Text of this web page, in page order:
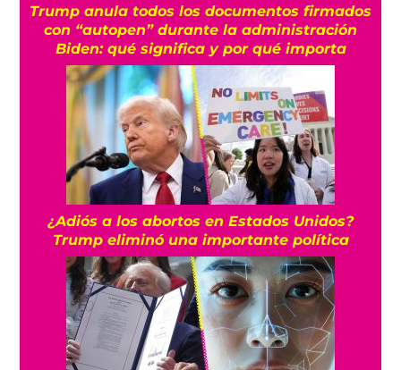
Trump anula todos los documentos firmados
con “autopen” durante la administración
Biden: qué significa y por qué importa
¿Adiós a los abortos en Estados Unidos?
Trump eliminó una importante política